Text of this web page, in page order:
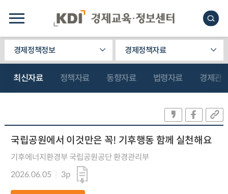
경제정책정보 경제정책자료
최신자료 정책자료 동향자료 법령자료 경제관
국립공원에서 이것만은 꼭! 기후행동 함께 실천해요
기후에너지환경부 국립공원공단 환경관리부
2026.06.05
3p